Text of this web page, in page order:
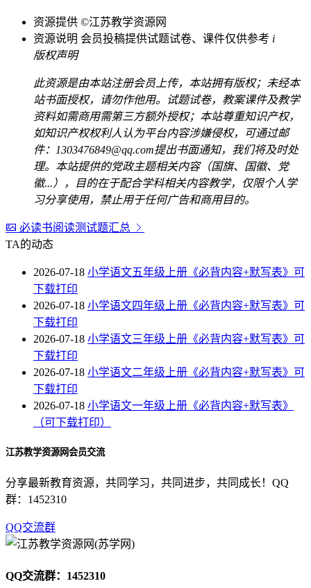
资源提供 ©江苏教学资源网
资源说明 会员投稿提供试题试卷、课件仅供参考 i
版权声明
此资源是由本站注册会员上传，本站拥有版权；未经本
站书面授权，请勿作他用。试题试卷，教案课件及教学
资料如需商用需第三方额外授权；本站尊重知识产权，
如知识产权权利人认为平台内容涉嫌侵权，可通过邮
件：1303476849@qq.com提出书面通知，我们将及时处
理。本站提供的党政主题相关内容（国旗、国徽、党
徽...），目的在于配合学科相关内容教学，仅限个人学
习分享使用，禁止用于任何广告和商用目的。
必读书阅读测试题汇总
TA的动态
2026-07-18 小学语文五年级上册《必背内容+默写表》可
下载打印
2026-07-18 小学语文四年级上册《必背内容+默写表》可
下载打印
2026-07-18 小学语文三年级上册《必背内容+默写表》可
下载打印
2026-07-18 小学语文二年级上册《必背内容+默写表》可
下载打印
2026-07-18 小学语文一年级上册《必背内容+默写表》
（可下载打印）
江苏教学资源网会员交流
分享最新教育资源，共同学习，共同进步，共同成长！QQ
群：1452310
QQ交流群
QQ交流群：1452310